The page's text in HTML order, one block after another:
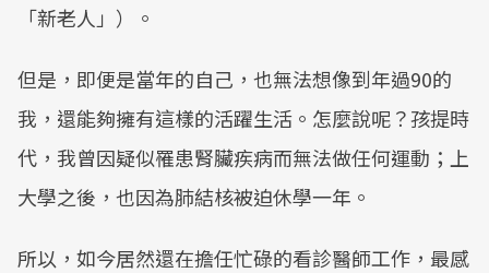
「新老人」）。
但是，即便是當年的自己，也無法想像到年過90的
我，還能夠擁有這樣的活躍生活。怎麼說呢？孩提時
代，我曾因疑似罹患腎臟疾病而無法做任何運動；上
大學之後，也因為肺結核被迫休學一年。
所以，如今居然還在擔任忙碌的看診醫師工作，最感